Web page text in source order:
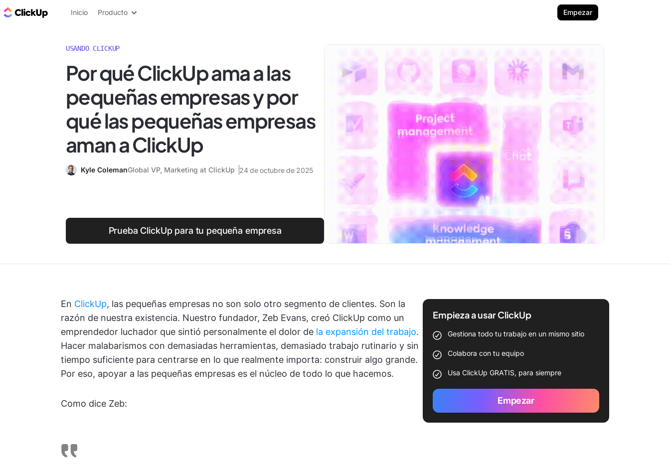
ClickUp Blog
Inicio Producto Empezar
USANDO CLICKUP
Por qué ClickUp ama a las
pequeñas empresas y por
qué las pequeñas empresas
aman a ClickUp
Kyle ColemanGlobal VP, Marketing at ClickUp 24 de octubre de 2025
Prueba ClickUp para tu pequeña empresa
En ClickUp, las pequeñas empresas no son solo otro segmento de clientes. Son la
razón de nuestra existencia. Nuestro fundador, Zeb Evans, creó ClickUp como un
emprendedor luchador que sintió personalmente el dolor de la expansión del trabajo.
Hacer malabarismos con demasiadas herramientas, demasiado trabajo rutinario y sin
tiempo suficiente para centrarse en lo que realmente importa: construir algo grande.
Por eso, apoyar a las pequeñas empresas es el núcleo de todo lo que hacemos.
Como dice Zeb:
Empieza a usar ClickUp
Gestiona todo tu trabajo en un mismo sitio
Colabora con tu equipo
Usa ClickUp GRATIS, para siempre
Empezar